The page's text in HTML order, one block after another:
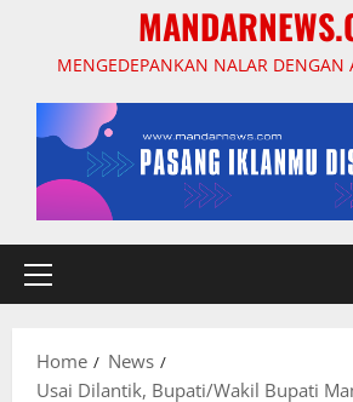
MENGEDEPANKAN NALAR DENGAN
Primary
Home
News
Usai Dilantik, Bupati/Wakil Bupati